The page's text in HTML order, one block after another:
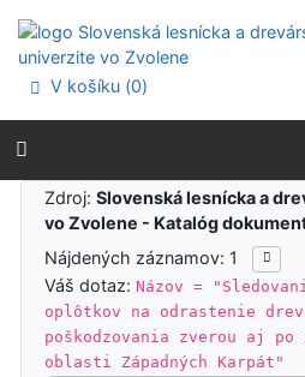
Prejsť na menu
Prehlásenie o webovej
V košíku (0)
Výsledky
Zdroj:Slovenská lesnícka a
vo Zvolene - Katalóg
Nájdených záznamov: 1
Váš dotaz:Názov =
oplôtkov na odrastenie
poškodzovania zverou aj
oblasti Západných Karpát"